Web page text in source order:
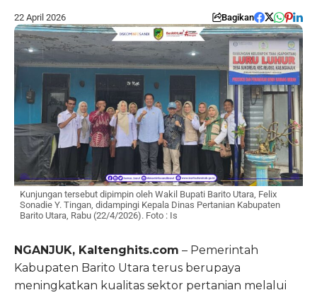
22 April 2026 Bagikan
Kunjungan tersebut dipimpin oleh Wakil Bupati Barito Utara, Felix
Sonadie Y. Tingan, didampingi Kepala Dinas Pertanian Kabupaten
Barito Utara, Rabu (22/4/2026). Foto : Is
NGANJUK, Kaltenghits.com – Pemerintah
Kabupaten Barito Utara terus berupaya
meningkatkan kualitas sektor pertanian melalui